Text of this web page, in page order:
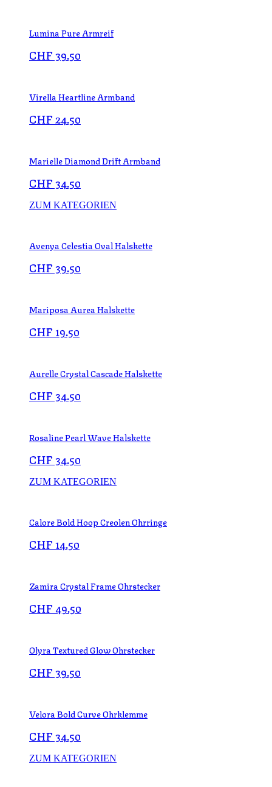
Lumina Pure Armreif
CHF39.50
Virella Heartline Armband
CHF24.50
Marielle Diamond Drift Armband
CHF34.50
ZUM KATEGORIEN
Avenya Celestia Oval Halskette
CHF39.50
Mariposa Aurea Halskette
CHF19.50
Aurelle Crystal Cascade Halskette
CHF34.50
Rosaline Pearl Wave Halskette
CHF34.50
ZUM KATEGORIEN
Calore Bold Hoop Creolen Ohrringe
CHF14.50
Zamira Crystal Frame Ohrstecker
CHF49.50
Olyra Textured Glow Ohrstecker
CHF39.50
Velora Bold Curve Ohrklemme
CHF34.50
ZUM KATEGORIEN